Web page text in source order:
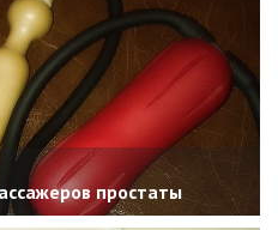
простаты